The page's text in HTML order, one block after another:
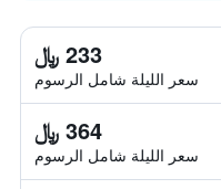
233 ﷼
سعر الليلة شامل الرسوم
364 ﷼
سعر الليلة شامل الرسوم